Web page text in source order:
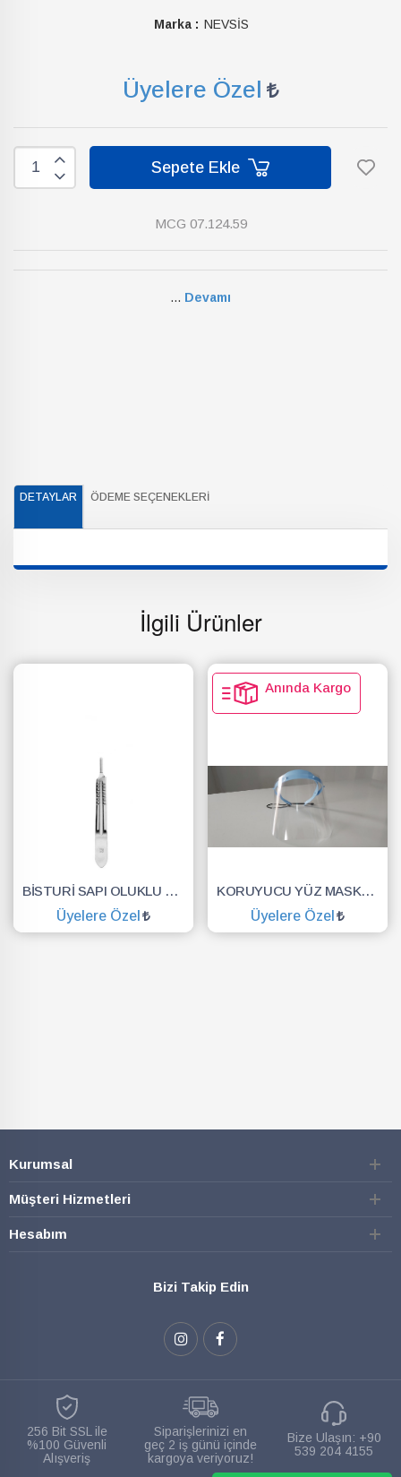
Marka : NEVSİS
Üyelere Özel
Sepete Ekle
MCG 07.124.59
... Devamı
DETAYLAR ÖDEME SEÇENEKLERI
İlgili Ürünler
BİSTURİ SAPI OLUKLU NO.3
Üyelere Özel
Anında Kargo
KORUYUCU YÜZ MASKESİ SİPERLİK.YÜZ KALKANI.DENTAL MASKE
Üyelere Özel
Kurumsal
Müşteri Hizmetleri
Hesabım
Bizi Takip Edin
256 Bit SSL ile
%100 Güvenli
Alışveriş
Siparişlerinizi en
geç 2 iş günü içinde
kargoya veriyoruz!
Bize Ulaşın: +90
539 204 4155